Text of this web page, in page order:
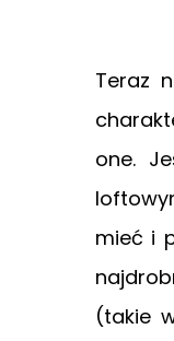
Teraz
one.
mieć i
(takie